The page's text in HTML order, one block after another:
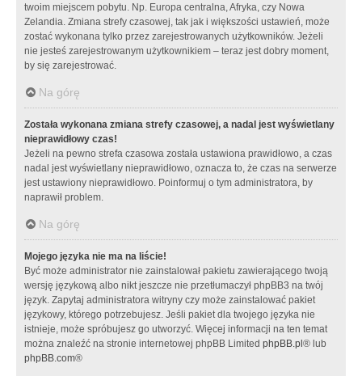
twoim miejscem pobytu. Np. Europa centralna, Afryka, czy Nowa
Zelandia. Zmiana strefy czasowej, tak jak i większości ustawień, może
zostać wykonana tylko przez zarejestrowanych użytkowników. Jeżeli
nie jesteś zarejestrowanym użytkownikiem – teraz jest dobry moment,
by się zarejestrować.
Na górę
Została wykonana zmiana strefy czasowej, a nadal jest wyświetlany
nieprawidłowy czas!
Jeżeli na pewno strefa czasowa została ustawiona prawidłowo, a czas
nadal jest wyświetlany nieprawidłowo, oznacza to, że czas na serwerze
jest ustawiony nieprawidłowo. Poinformuj o tym administratora, by
naprawił problem.
Na górę
Mojego języka nie ma na liście!
Być może administrator nie zainstalował pakietu zawierającego twoją
wersję językową albo nikt jeszcze nie przetłumaczył phpBB3 na twój
język. Zapytaj administratora witryny czy może zainstalować pakiet
językowy, którego potrzebujesz. Jeśli pakiet dla twojego języka nie
istnieje, może spróbujesz go utworzyć. Więcej informacji na ten temat
można znaleźć na stronie internetowej phpBB Limited phpBB.pl® lub
phpBB.com®